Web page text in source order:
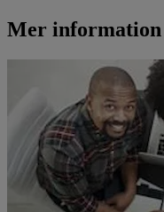
Mer information